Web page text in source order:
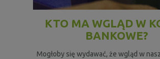
KTO MA WGLĄD W
BANKOWE?
Mogłoby się wydawać, że wgląd w